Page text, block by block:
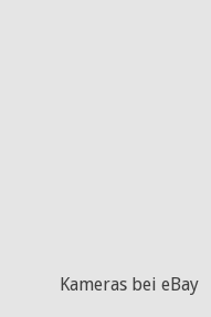
Kameras bei eBay